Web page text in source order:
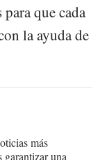
que cada
la ayuda de
más
garantizar una